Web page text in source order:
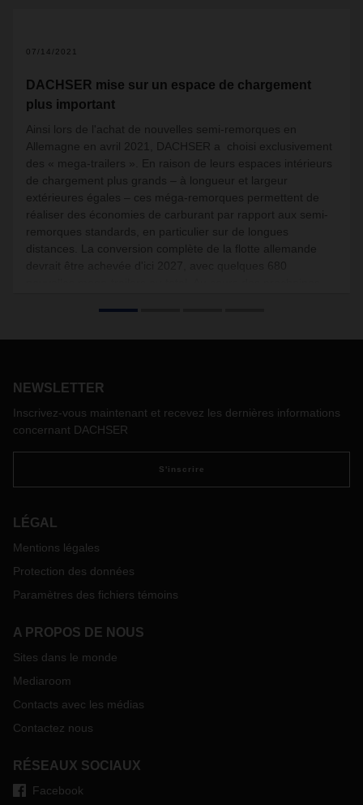
07/14/2021
DACHSER mise sur un espace de chargement
plus important
Ainsi lors de l'achat de nouvelles semi-remorques en
Allemagne en avril 2021, DACHSER a choisi exclusivement
des « mega-trailers ». En raison de leurs espaces intérieurs
de chargement plus grands
à longueur et largeur
extérieures égales
ces méga-remorques permettent de
réaliser des économies de carburant par rapport aux semi-
remorques standards, en particulier sur de longues
distances. La conversion complète de la flotte allemande
également à remplacer ses flottes dans les 24 autres pays
NEWSLETTER
Inscrivez-vous maintenant et recevez les dernières informations
concernant DACHSER
S'inscrire
LÉGAL
Mentions légales
Protection des données
Paramètres des fichiers témoins
A PROPOS DE NOUS
Sites dans le monde
Mediaroom
Contacts avec les médias
Contactez nous
RÉSEAUX SOCIAUX
Facebook